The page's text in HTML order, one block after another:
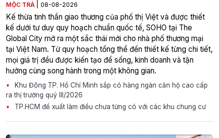
MỘC TRÀ 08-08-2026
Kế thừa tinh thần giao thương của phố thị Việt và được thiết
kế dưới tư duy quy hoạch chuẩn quốc tế, SOHO tại The
Global City mở ra một sắc thái mới cho nhà phố thương mại
tại Việt Nam. Từ quy hoạch tổng thể đến thiết kế từng chi tiết,
mọi giá trị đều được kiến tạo để sống, kinh doanh và tận
hưởng cùng song hành trong một không gian.
Khu Đông TP. Hồ Chí Minh sắp có hàng ngàn căn hộ cao cấp
ra thị trường quý III/2026
TP.HCM đề xuất làm điều chưa từng có với các khu chung cư